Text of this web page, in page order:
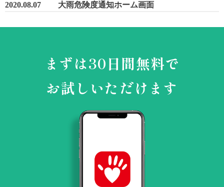
2020.08.07 大雨危険度通知ホーム画面
まずは30日間無料で
お試しいただけます